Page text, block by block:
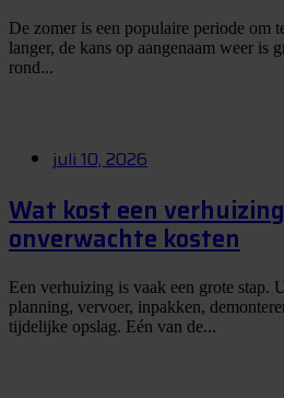
De zomer is een populaire periode om
langer, de kans op aangenaam weer is
rond...
juli 10, 2026
Wat kost een
onverwachte kosten
Een verhuizing is vaak een grote stap.
planning, vervoer, inpakken,
tijdelijke opslag. Eén van de...